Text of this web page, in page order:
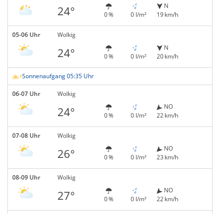
24° 0 % 0 l/m²
N
19 km/h
05-06 Uhr Wolkig
24° 0 % 0 l/m²
N
20 km/h
Sonnenaufgang 05:35 Uhr
06-07 Uhr Wolkig
24° 0 % 0 l/m²
NO
22 km/h
07-08 Uhr Wolkig
26° 0 % 0 l/m²
NO
23 km/h
08-09 Uhr Wolkig
27° 0 % 0 l/m²
NO
22 km/h